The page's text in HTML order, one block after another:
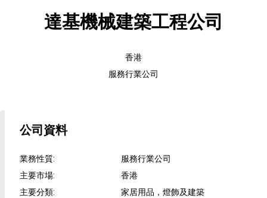
達基機械建築工程公司
香港
服務行業公司
公司資料
業務性質:
服務行業公司
主要市場:
香港
主要分類:
家居用品，燈飾及建築